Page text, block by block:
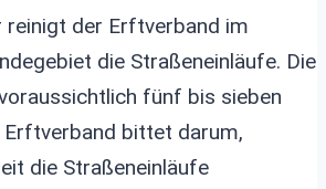
reinigt der Erftverband im
die Straßeneinläufe. Die
fünf bis sieben
Erftverband bittet darum,
die Straßeneinläufe